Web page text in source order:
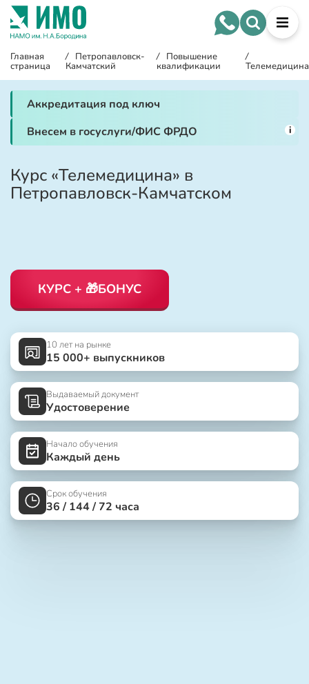
Главная
страница
/ Петропавловск-
Камчатский
/ Повышение
квалификации
/
Телемедицина
Аккредитация под ключ
Внесем в госуслуги/ФИС ФРДО
i
Курс «Телемедицина» в
Петропавловск-Камчатском
КУРС + 🎁БОНУС
10 лет на рынке
15 000+ выпускников
Выдаваемый документ
Удостоверение
Начало обучения
Каждый день
Срок обучения
36 / 144 / 72 часа